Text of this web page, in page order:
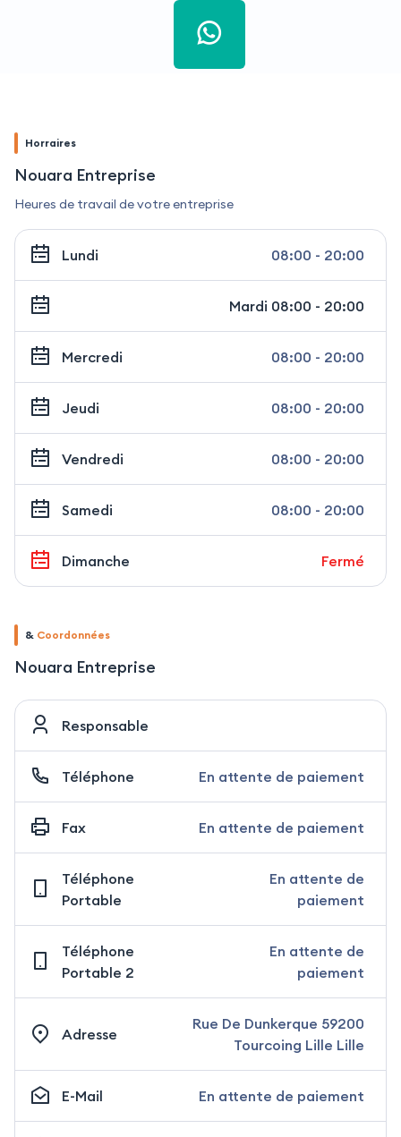
Horraires
Nouara Entreprise
Heures de travail de votre entreprise
Lundi 08:00 - 20:00
Mardi 08:00 - 20:00
Mercredi 08:00 - 20:00
Jeudi 08:00 - 20:00
Vendredi 08:00 - 20:00
Samedi 08:00 - 20:00
Dimanche Fermé
& Coordonnées
Nouara Entreprise
Responsable
Téléphone En attente de paiement
Fax En attente de paiement
Téléphone
Portable
En attente de
paiement
Téléphone
Portable 2
En attente de
paiement
Adresse
Rue De Dunkerque 59200
Tourcoing Lille Lille
E-Mail En attente de paiement